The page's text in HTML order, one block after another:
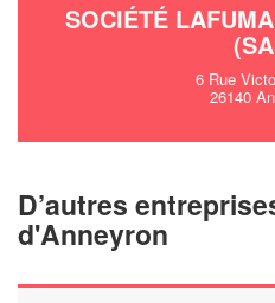
SOCIÉTÉ
6 Rue
26140
D’autres
d'Anneyron